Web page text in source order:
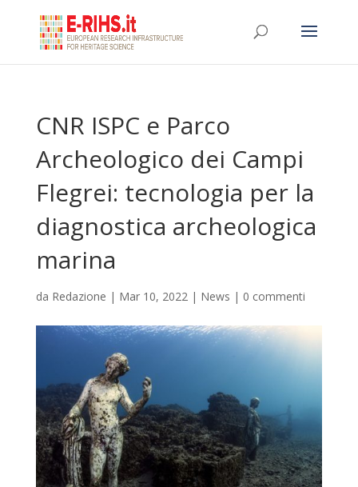
CNR ISPC e Parco
Archeologico dei Campi
Flegrei: tecnologia per la
diagnostica archeologica
marina
da Redazione | Mar 10, 2022| News | 0 commenti